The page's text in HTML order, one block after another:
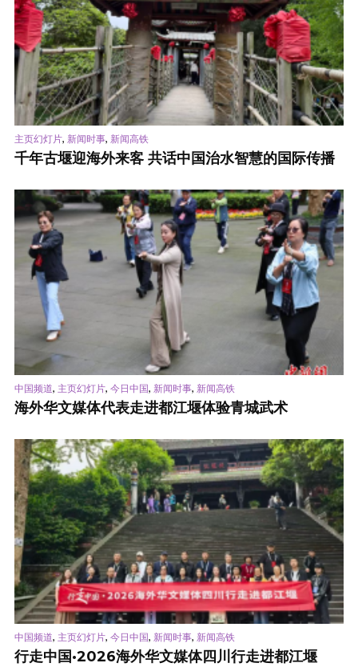
主页幻灯片, 新闻时事, 新闻高铁
千年古堰迎海外来客 共话中国治水智慧的国际传播
中国频道, 主页幻灯片, 今日中国, 新闻时事, 新闻高铁
海外华文媒体代表走进都江堰体验青城武术
中国频道, 主页幻灯片, 今日中国, 新闻时事, 新闻高铁
行走中国·2026海外华文媒体四川行走进都江堰